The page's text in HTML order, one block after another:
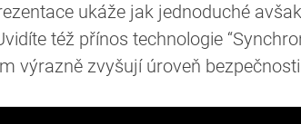
ukáže jak jednoduché
též přínos technologie
výrazně zvyšují úroveň